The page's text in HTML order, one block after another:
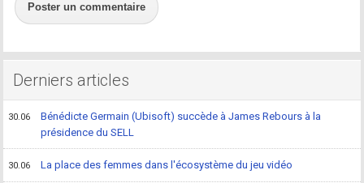
Poster un commentaire
Derniers articles
30.06
Bénédicte Germain (Ubisoft) succède à James Rebours à la
présidence du SELL
30.06 La place des femmes dans l'écosystème du jeu vidéo